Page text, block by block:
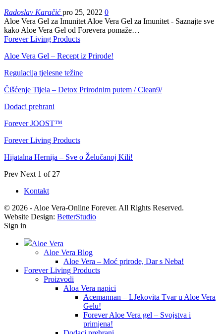
Radoslav Karačićpro 25, 2022 0
Aloe Vera Gel za Imunitet Aloe Vera Gel za Imunitet - Saznajte sve
kako Aloe Vera Gel od Forevera pomaže…
Forever Living Products
Aloe Vera Gel – Recept iz Prirode!
Regulacija tjelesne težine
Čišćenje Tijela – Detox Prirodnim putem / Clean9/
Dodaci prehrani
Forever JOOST™
Forever Living Products
Hijatalna Hernija – Sve o Želučanoj Kili!
Prev Next 1 of 27
Kontakt
© 2026 - Aloe Vera-Online Forever. All Rights Reserved.
Website Design: BetterStudio
Sign in
Aloe Vera
Aloe Vera Blog
Aloe Vera – Moć prirode, Dar s Neba!
Forever Living Products
Proizvodi
Aloa Vera napici
Acemannan – LJekovita Tvar u Aloe Vera
Gelu!
Forever Aloe Vera gel – Svojstva i
primjena!